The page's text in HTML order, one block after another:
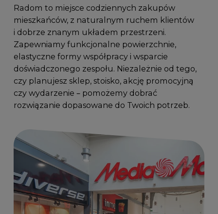
Radom to miejsce codziennych zakupów
mieszkańców, z naturalnym ruchem klientów
i dobrze znanym układem przestrzeni.
Zapewniamy funkcjonalne powierzchnie,
elastyczne formy współpracy i wsparcie
doświadczonego zespołu. Niezależnie od tego,
czy planujesz sklep, stoisko, akcję promocyjną
czy wydarzenie – pomożemy dobrać
rozwiązanie dopasowane do Twoich potrzeb.